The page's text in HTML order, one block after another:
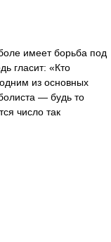
имеет борьба под
гласит: «Кто
из основных
— будь то
число так